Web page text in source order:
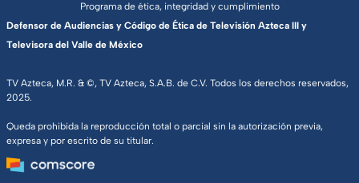
TV Azteca, M.R. & ©, TV Azteca, S.A.B. de C.V. Todos los derechos reservados,
2025.
Queda prohibida la reproducción total o parcial sin la autorización previa,
expresa y por escrito de su titular.
Programa de ética, integridad y cumplimiento
Defensor de Audiencias y Código de Ética de Televisión Azteca III y
Televisora del Valle de México